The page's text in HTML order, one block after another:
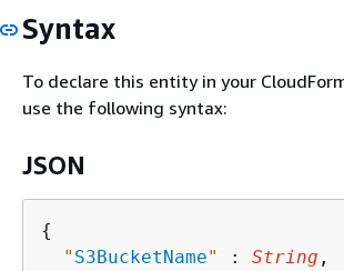
Syntax
To declare this entity in your
use the following syntax:
JSON
{
" S3BucketName" : String ,